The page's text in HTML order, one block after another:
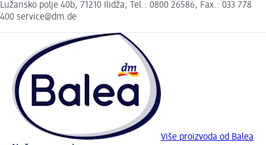
Lužansko polje 40b, 71210 Ilidža; Tel.: 0800 26586, Fax.: 033 778
400 service@dm.de
Više proizvoda od Balea